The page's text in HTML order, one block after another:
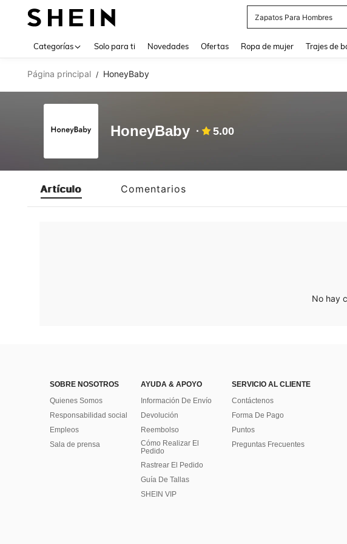
Zapatos Para Hombres
Categorías Solo para ti Novedades Ofertas Ropa de mujer Trajes de
Página principal / HoneyBaby
HoneyBaby 5.00
Artículo Comentarios
No hay
SOBRE NOSOTROS
Quienes Somos
Responsabilidad social
Empleos
Sala de prensa
AYUDA & APOYO
Información De Envío
Devolución
Reembolso
Cómo Realizar El
Pedido
Rastrear El Pedido
Guía De Tallas
SHEIN VIP
SERVICIO AL CLIENTE
Contáctenos
Forma De Pago
Puntos
Preguntas Frecuentes